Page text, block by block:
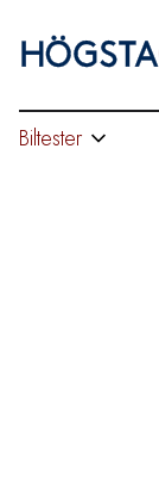
Biltester